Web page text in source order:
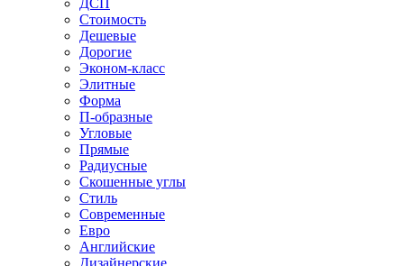
ДСП
Стоимость
Дешевые
Дорогие
Эконом-класс
Элитные
Форма
П-образные
Угловые
Прямые
Радиусные
Скошенные углы
Стиль
Современные
Евро
Английские
Дизайнерские